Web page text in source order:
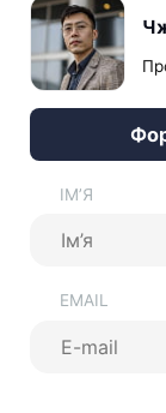
прискореною
очікування,
ІМ’Я
EMAIL